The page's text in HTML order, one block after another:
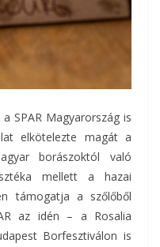
SPAR Magyarország is
elkötelezte magát a
borászoktól való
mellett a hazai
támogatja a szőlőből
az idén – a Rosalia
Borfesztiválon is